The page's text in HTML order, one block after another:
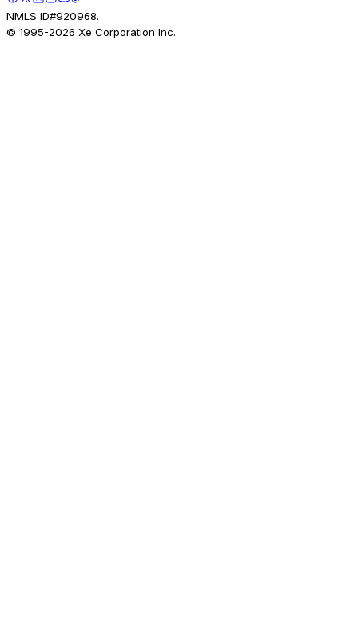
NMLS ID#920968.
© 1995-2026 Xe Corporation Inc.